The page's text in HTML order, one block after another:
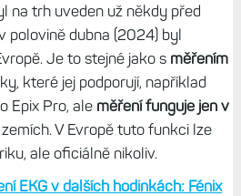
na trh uveden už někdy před
polovině dubna (2024) byl
Je to stejné jako s měřením
které jej podporují, například
Epix Pro, ale měření funguje jen v
V Evropě tuto funkci lze
ale oficiálně nikoliv.
EKG v dalších hodinkách: Fénix